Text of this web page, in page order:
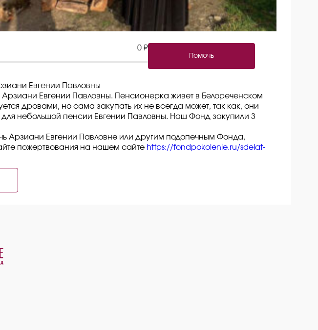
0 ₽
Помочь
Евгении Павловны
Евгении Павловны. Пенсионерка живет в Белореченском
дровами, но сама закупать их не всегда может, так как, они
для небольшой пенсии Евгении Павловны. Наш Фонд закупили 3
Арзиани Евгении Павловне или другим подопечным Фонда,
пожертвования на нашем сайте https://fondpokolenie.ru/sdelat-